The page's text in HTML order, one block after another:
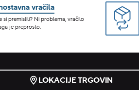
vračila
si premislili? Ni problema, vračilo
je preprosto.
LOKACIJE TRGOVIN